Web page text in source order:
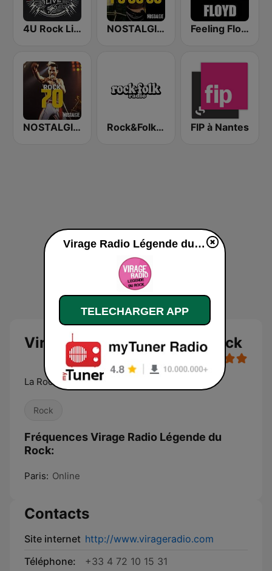
4U Rock Live NOSTALGIE BEST OF 70 80 90 Feeling Floyd
NOSTALGIE ROCK 70 Rock&Folk Radio FIP à Nantes
Virage Radio Légende du Rock
La Rock Station
Rock
Fréquences Virage Radio Légende du
Rock:
Paris: Online
Contacts
Site internet http://www.virageradio.com
Téléphone:
+33 4 72 10 15 31
Virage Radio Légende du Rock en ligne
TELECHARGER APP